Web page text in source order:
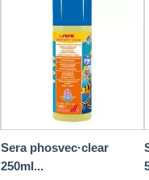
Sera phosvec·clear
250ml...